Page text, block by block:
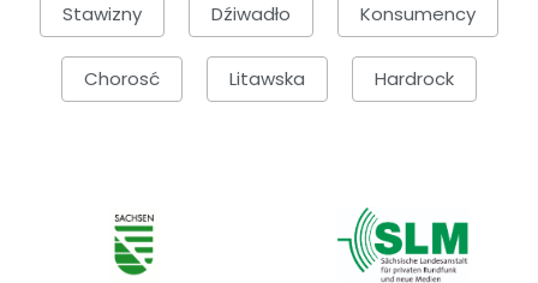
Stawizny Dźiwadło Konsumency
Chorosć Litawska Hardrock